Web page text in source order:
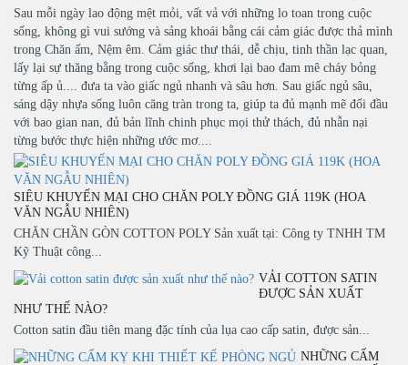
Sau mỗi ngày lao động mệt mỏi, vất vả với những lo toan trong cuộc
sống, không gì vui sướng và sảng khoái bằng cái cảm giác được thả mình
trong Chăn ấm, Nệm êm. Cảm giác thư thái, dễ chịu, tinh thần lạc quan,
lấy lại sự thăng bằng trong cuộc sống, khơi lại bao đam mê cháy bỏng
từng ấp ủ.... đưa ta vào giấc ngủ nhanh và sâu hơn. Sau giấc ngủ sâu,
sáng dậy nhựa sống luôn căng tràn trong ta, giúp ta đủ mạnh mẽ đối đầu
với bao gian nan, đủ bản lĩnh chinh phục mọi thử thách, đủ nhẫn nại
từng bước thực hiện những ước mơ....
SIÊU KHUYẾN MẠI CHO CHĂN POLY ĐỒNG GIÁ 119K (HOA
VĂN NGẪU NHIÊN)
CHĂN CHẦN GÒN COTTON POLY Sản xuất tại: Công ty TNHH TM
Kỹ Thuật công...
VẢI COTTON SATIN
ĐƯỢC SẢN XUẤT
NHƯ THẾ NÀO?
Cotton satin đầu tiên mang đặc tính của lụa cao cấp satin, được sản...
NHỮNG CẤM